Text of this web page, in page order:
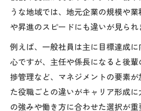
うな地域では、地元企業の規模や
や昇進のスピードにも違いが見られ
例えば、一般社員は主に目標達成
心ですが、主任や係長になると後
捗管理など、マネジメントの要素が
た役職ごとの違いがキャリア形成
の強みや働き方に合わせた選択が重